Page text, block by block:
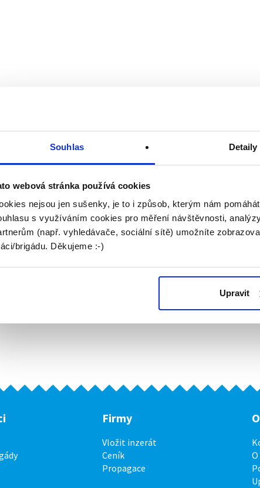
Souhlas Detaily
webová stránka používá cookies
nejsou jen sušenky, je to i způsob, kterým nám
s využíváním cookies pro měření návštěvnosti,
(např. vyhledávače, sociální sítě) umožníte
brigádu. Děkujeme :-)
Upravit
Firmy
Vložit inzerát
Ceník
Propagace